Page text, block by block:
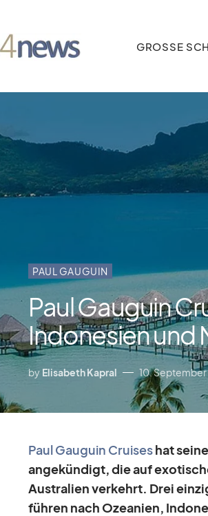
GROSSE
PAUL GAUGUIN
Paul Gauguin
Indonesien und
by Elisabeth Kapral 10.
Paul Gau­guin Crui­seshat
angekün­digt, dieauf
Aus­tra­lien ver­kehrt. Drei
füh­ren nach Ozea­nien,